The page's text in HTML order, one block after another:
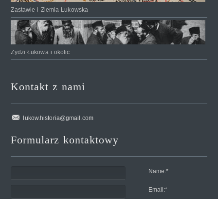
Zastawie i Ziemia Łukowska
Żydzi Łukowa i okolic
Kontakt z nami
lukow.historia@gmail.com
Formularz kontaktowy
Name:*
Email:*